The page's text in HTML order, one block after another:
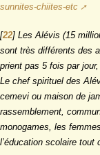
sunnites-chiites-etc
[22] Les Alévis (15
sont très différents des
prient pas 5 fois par
Le chef spirituel des
cemevi ou maison de
rassemblement,
monogames, les
l’éducation scolaire tout